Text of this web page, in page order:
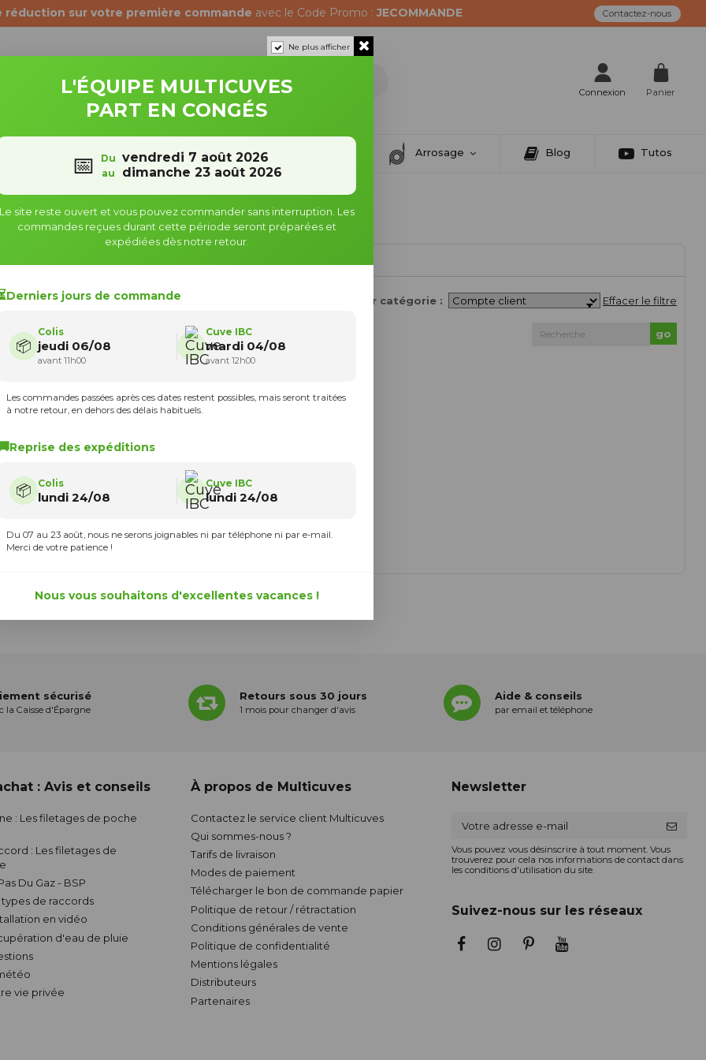
réduction sur votre première commande avec le Code Promo :JECOMMANDE Contactez-nous
Connexion Panier
Récupérateurs d'eau Fûts & bidons Arrosage Blog Tutos
Filtrer par catégorie : Effacer le filtre
faire ?
multicuves.com ?
sécurisé
la Caisse d'Épargne
Retours sous 30 jours
1 mois pour changer d'avis
Aide & conseils
par email et téléphone
: Avis et conseils
: Les filetages de poche
: Les filetages de
Du Gaz - BSP
de raccords
en vidéo
d'eau de pluie
vie privée
À propos de Multicuves
Contactez le service client Multicuves
Qui sommes-nous ?
Tarifs de livraison
Modes de paiement
Télécharger le bon de commande papier
Politique de retour / rétractation
Conditions générales de vente
Politique de confidentialité
Mentions légales
Distributeurs
Partenaires
Newsletter
Vous pouvez vous désinscrire à tout moment. Vous
trouverez pour cela nos informations de contact dans
les conditions d'utilisation du site.
Suivez-nous sur les réseaux
Ne plus afficher
L'ÉQUIPE MULTICUVES
PART EN CONGÉS
📅 Du vendredi 7 août 2026
au dimanche 23 août 2026
Le site reste ouvert et vous pouvez commander sans interruption. Les
commandes reçues durant cette période seront préparées et
expédiées dès notre retour.
Derniers jours de commande
📦
Colis
jeudi 06/08
avant 11h00
Cuve IBC
mardi 04/08
avant 12h00
Les commandes passées après ces dates restent possibles, mais seront traitées
à notre retour, en dehors des délais habituels.
Reprise des expéditions
📦 Colis
lundi 24/08
Cuve IBC
lundi 24/08
Du 07 au 23 août, nous ne serons joignables ni par téléphone ni par e-mail.
Merci de votre patience !
Nous vous souhaitons d'excellentes vacances !